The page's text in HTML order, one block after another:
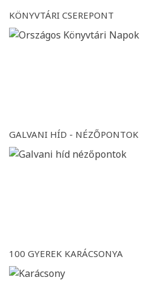
KÖNYVTÁRI CSEREPONT
GALVANI HÍD - NÉZŐPONTOK
100 GYEREK KARÁCSONYA